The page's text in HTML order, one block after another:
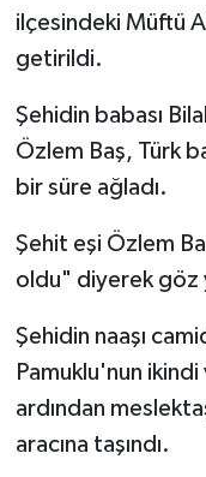
ilçesindeki Müftü
getirildi.
Şehidin babası
Özlem Baş, Türk
bir süre ağladı.
Şehit eşi Özlem
oldu" diyerek göz
Şehidin naaşı
Pamuklu'nun ikindi
ardından
aracına taşındı.
Bingöl
Bolu
Bursa
Çanakkale
Çankırı
Çorum
Aile
Makaleler
Duyurular
Podcast
Bilim, Teknoloji
Biyografiler